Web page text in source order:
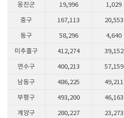
옹진군
19,996 1,029
중구
167,113 20,553
동구
58,296 4,640
미추홀구
412,274 39,152
연수구
400,213 57,159
남동구
486,225 49,211
부평구
493,200 46,163
계양구
280,227 23,273